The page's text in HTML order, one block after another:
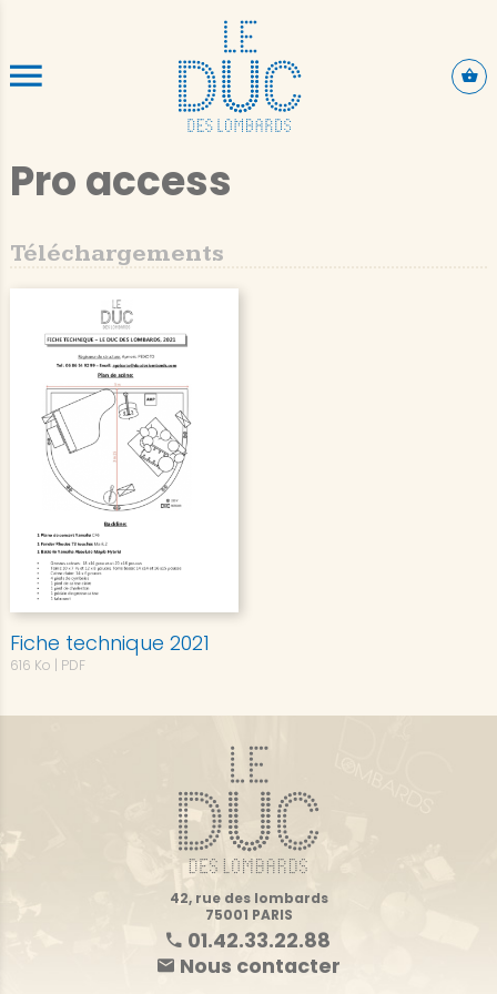
ALLER AU CONTENU PRINCIPAL
Pro access
Téléchargements
Fiche technique 2021
616 Ko | PDF
42, rue des lombards
75001 PARIS
01.42.33.22.88
Nous contacter